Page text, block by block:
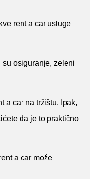
rent a car usluge
su osiguranje, zeleni
a car na tržištu. Ipak,
da je to praktično
a car može